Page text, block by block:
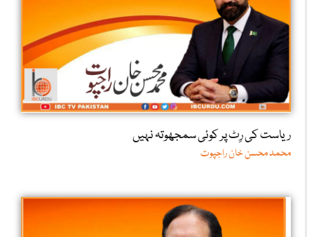
ریاست کی رِٹ پر کوئی سمجھوتہ نہیں
محمد محسن خان راجپوت